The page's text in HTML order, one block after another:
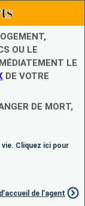
OU LE
LE
DE VOTRE
DE MORT,
Cliquez ici pour
de l’agent